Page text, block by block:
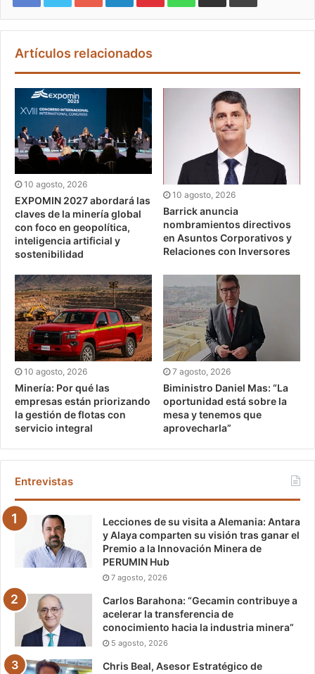
Artículos relacionados
10 agosto, 2026
EXPOMIN 2027 abordará las
claves de la minería global
con foco en geopolítica,
inteligencia artificial y
sostenibilidad
10 agosto, 2026
Barrick anuncia
nombramientos directivos
en Asuntos Corporativos y
Relaciones con Inversores
10 agosto, 2026
Minería: Por qué las
empresas están priorizando
la gestión de flotas con
servicio integral
7 agosto, 2026
Biministro Daniel Mas: “La
oportunidad está sobre la
mesa y tenemos que
aprovecharla”
Entrevistas
Lecciones de su visita a Alemania: Antara
y Alaya comparten su visión tras ganar el
Premio a la Innovación Minera de
PERUMIN Hub
7 agosto, 2026
Carlos Barahona: “Gecamin contribuye a
acelerar la transferencia de
conocimiento hacia la industria minera”
5 agosto, 2026
Chris Beal, Asesor Estratégico de